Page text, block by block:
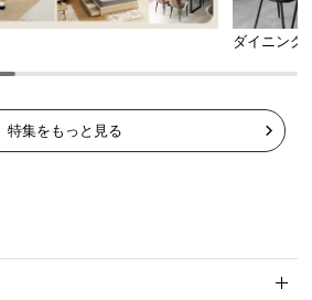
ダイニング
特集をもっと見る